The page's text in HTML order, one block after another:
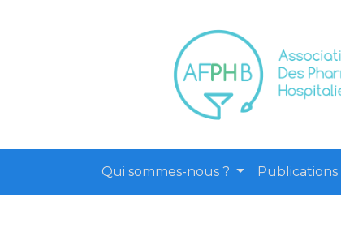
Qui sommes-nous ? Publications